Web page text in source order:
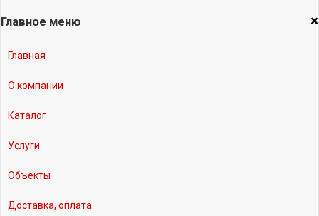
×
Главное меню
Главная
О компании
Каталог
Услуги
Объекты
Доставка, оплата